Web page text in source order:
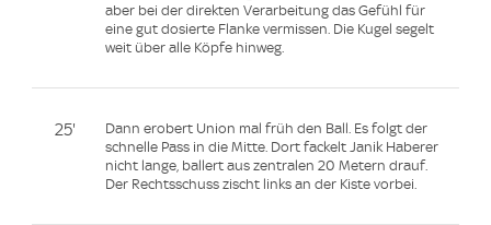
aber bei der direkten Verarbeitung das Gefühl für
eine gut dosierte Flanke vermissen. Die Kugel segelt
weit über alle Köpfe hinweg.
25'
Dann erobert Union mal früh den Ball. Es folgt der
schnelle Pass in die Mitte. Dort fackelt Janik Haberer
nicht lange, ballert aus zentralen 20 Metern drauf.
Der Rechtsschuss zischt links an der Kiste vorbei.